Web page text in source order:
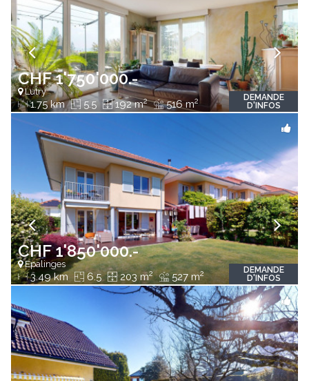
CHF 1'750'000.-
Lutry
1.75 km 5.5 192 m2 516 m2
DEMANDE
D'INFOS
CHF 1'850'000.-
Epalinges
3.49 km 6.5 203 m2 527 m2
DEMANDE
D'INFOS